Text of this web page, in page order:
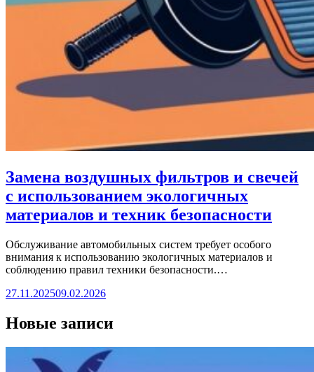
Замена воздушных фильтров и свечей
с использованием экологичных
материалов и техник безопасности
Обслуживание автомобильных систем требует особого
внимания к использованию экологичных материалов и
соблюдению правил техники безопасности.…
27.11.202509.02.2026
Новые записи